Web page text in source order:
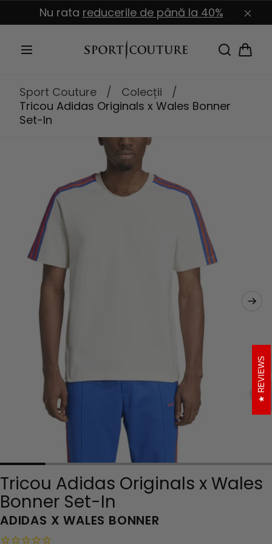
Sari la
conținutNu rata reducerile de până la 40%
Sport Couture / Colecții
/
Tricou Adidas Originals x Wales Bonner
Set-In
Tricou Adidas Originals x Wales
Bonner Set-In
ADIDAS X WALES BONNER
REVIEWS